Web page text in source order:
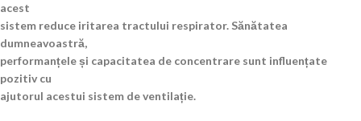
acest
sistem reduce iritarea tractului respirator. Sănătatea
dumneavoastră,
performanțele și capacitatea de concentrare sunt influențate
pozitiv cu
ajutorul acestui sistem de ventilație.